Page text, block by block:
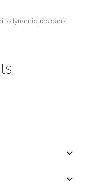
dynamiques dans